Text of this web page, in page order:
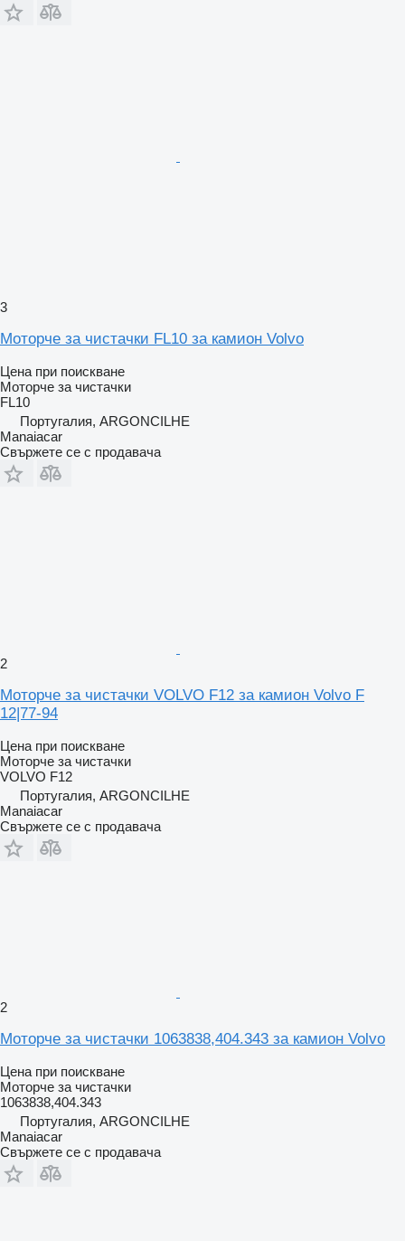
3
Моторче за чистачки FL10 за камион Volvo
Цена при поискване
Моторче за чистачки
FL10
Португалия, ARGONCILHE
Manaiacar
Свържете се с продавача
2
Моторче за чистачки VOLVO F12 за камион Volvo F
12|77-94
Цена при поискване
Моторче за чистачки
VOLVO F12
Португалия, ARGONCILHE
Manaiacar
Свържете се с продавача
2
Моторче за чистачки 1063838,404.343 за камион Volvo
Цена при поискване
Моторче за чистачки
1063838,404.343
Португалия, ARGONCILHE
Manaiacar
Свържете се с продавача